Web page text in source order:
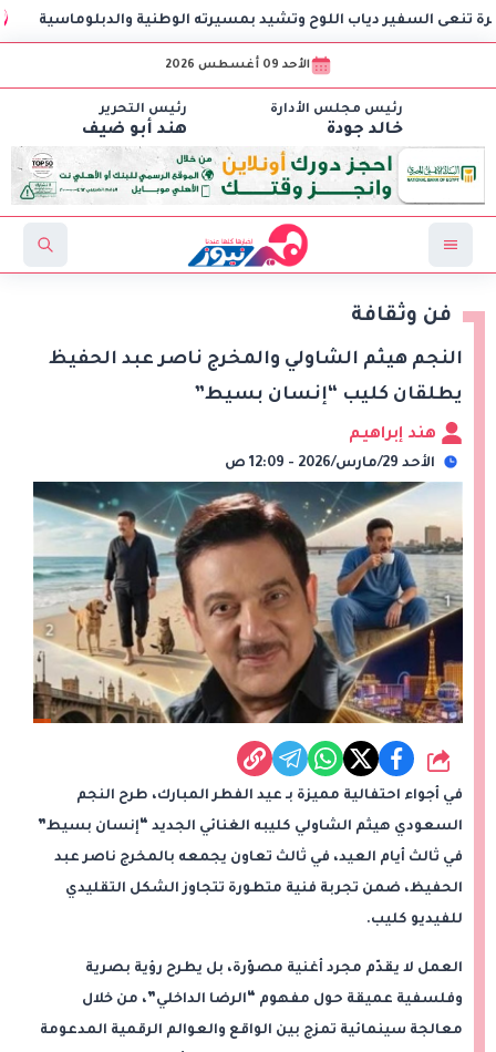
دياب اللوح وتشيد بمسيرته الوطنية والدبلوماسية
الأحد 09 أغسطس 2026
رئيس مجلس الأدارة
خالد جودة
رئيس التحرير
هند أبو ضيف
فن وثقافة
النجم هيثم الشاولي والمخرج ناصر عبد الحفيظ
يطلقان كليب “إنسان بسيط”
هند إبراهيم
الأحد 29/مارس/2026 - 12:09 ص
شارك
في أجواء احتفالية مميزة بـ عيد الفطر المبارك، طرح النجم
السعودي هيثم الشاولي كليبه الغنائي الجديد “إنسان بسيط”
في ثالث أيام العيد، في ثالث تعاون يجمعه بالمخرج ناصر عبد
الحفيظ، ضمن تجربة فنية متطورة تتجاوز الشكل التقليدي
للفيديو كليب.
العمل لا يقدّم مجرد أغنية مصوّرة، بل يطرح رؤية بصرية
وفلسفية عميقة حول مفهوم “الرضا الداخلي”، من خلال
معالجة سينمائية تمزج بين الواقع والعوالم الرقمية المدعومة